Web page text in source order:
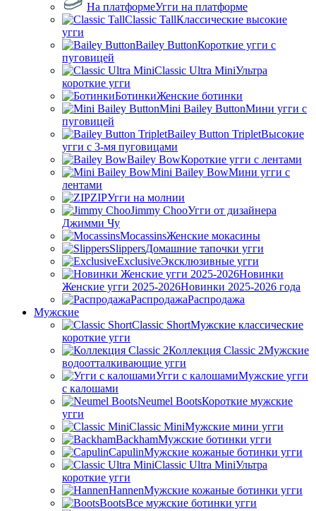
На платформеУгги на платформе
Classic TallКлассические высокие
угги
Bailey ButtonКороткие угги с
пуговицей
Classic Ultra MiniУльтра
короткие угги
БотинкиЖенские ботинки
Mini Bailey ButtonМини угги с
пуговицей
Bailey Button TripletВысокие
угги с 3-мя пуговицами
Bailey BowКороткие угги с лентами
Mini Bailey BowМини угги с
лентами
ZIPУгги на молнии
Jimmy ChooУгги от дизайнера
Джимми Чу
MocassinsЖенские мокасины
SlippersДомашние тапочки угги
ExclusiveЭксклюзивные угги
Новинки
Женские угги 2025-2026Новинки 2025-2026 года
РаспродажаРаспродажа
Мужские
Classic ShortМужские классические
короткие угги
Коллекция Classic 2Мужские
водоотталкивающие угги
Угги с калошамиМужские угги
с калошами
Neumel BootsКороткие мужские
угги
Classic MiniМужские мини угги
BackhamМужские ботинки угги
CapulinМужские кожаные ботинки угги
Classic Ultra MiniУльтра
короткие угги
HannenМужские кожаные ботинки угги
BootsВсе мужские ботинки угги